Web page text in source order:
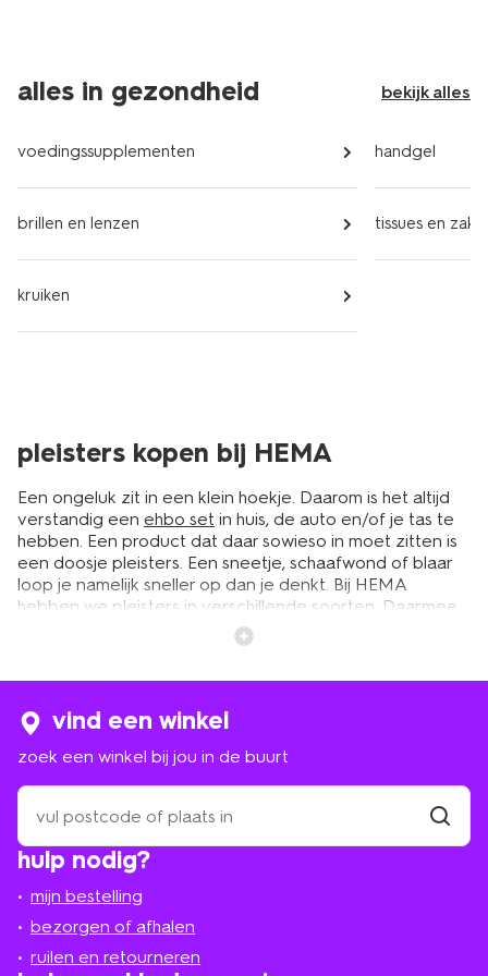
alles in gezondheid bekijk alles
voedingssupplementen
brillen en lenzen
kruiken
handgel
tissues en
pleisters kopen bij HEMA
Een ongeluk zit in een klein hoekje. Daarom is het altijd
verstandig een ehbo set in huis, de auto en/of je tas te
hebben. Een product dat daar sowieso in moet zitten is
een doosje pleisters. Een sneetje, schaafwond of blaar
loop je namelijk sneller op dan je denkt. Bij HEMA
hebben we pleisters in verschillende soorten. Daarmee
ben je op allerlei situaties voorbereid en kun je jezelf of
een ander te hulp schieten. Zo ben je ook onderweg
verschillende soorten: van
waterdichte pleisters tot
blarenpleisters
Als je aan pleisters denkt, denk je als eerst aan
wondpleisters. Wat voor wond je ook hebt, groot of klein,
je kunt deze erop plakken om hem te beschermen. Zo
zorg je ervoor dat er geen vuil in de wond komt en dat
deze snel geneest. Speciaal voor kinderen hebben we
hulp nodig?
mijn bestelling
bezorgen of afhalen
ruilen en retourneren
vind een winkel
zoek een winkel bij jou in de buurt
zoek
een
winkel
bij
in
de
buurt